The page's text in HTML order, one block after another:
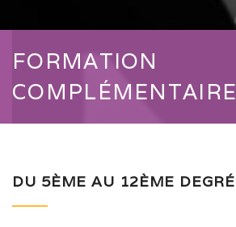
FORMATION
COMPLÉMENTAIRE
DU 5ÈME AU 12ÈME DEGRÉ